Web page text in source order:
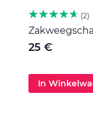
2
25 €
In